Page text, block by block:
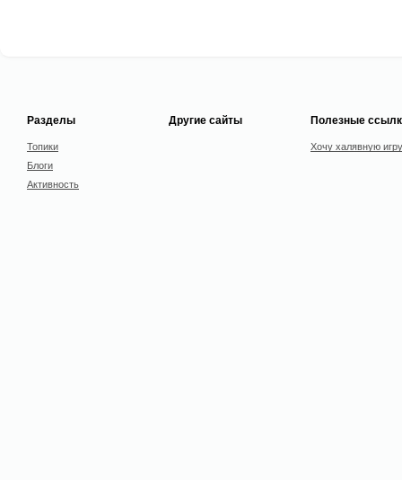
Разделы
Топики
Блоги
Активность
Другие сайты Полезные
Хочу халявную игру